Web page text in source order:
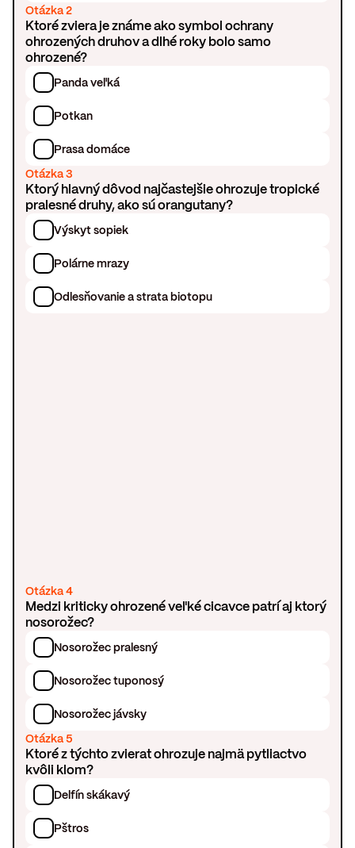
Otázka 2
Ktoré zviera je známe ako symbol ochrany
ohrozených druhov a dlhé roky bolo samo
ohrozené?
Panda veľká
Potkan
Prasa domáce
Otázka 3
Ktorý hlavný dôvod najčastejšie ohrozuje tropické
pralesné druhy, ako sú orangutany?
Výskyt sopiek
Polárne mrazy
Odlesňovanie a strata biotopu
Otázka 4
Medzi kriticky ohrozené veľké cicavce patrí aj ktorý
nosorožec?
Nosorožec pralesný
Nosorožec tuponosý
Nosorožec jávsky
Otázka 5
Ktoré z týchto zvierat ohrozuje najmä pytliactvo
kvôli klom?
Delfín skákavý
Pštros